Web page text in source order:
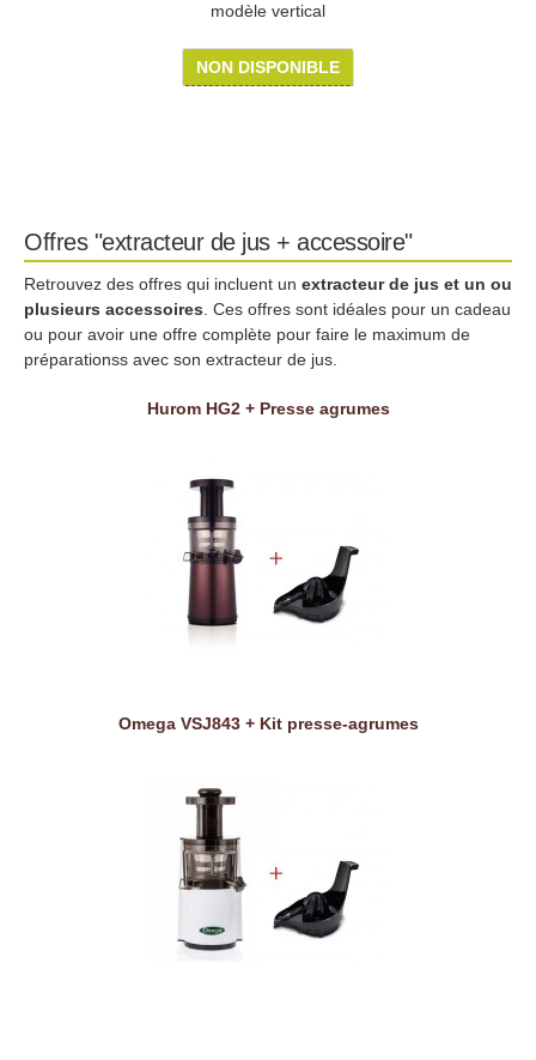
modèle vertical
NON DISPONIBLE
Offres "extracteur de jus + accessoire"
Retrouvez des offres qui incluent un extracteur de jus et un ou
plusieurs accessoires. Ces offres sont idéales pour un cadeau
ou pour avoir une offre complète pour faire le maximum de
préparationss avec son extracteur de jus.
Hurom HG2 + Presse agrumes
Omega VSJ843 + Kit presse-agrumes